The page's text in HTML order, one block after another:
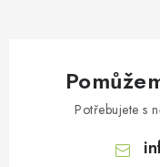
Potřebujete s